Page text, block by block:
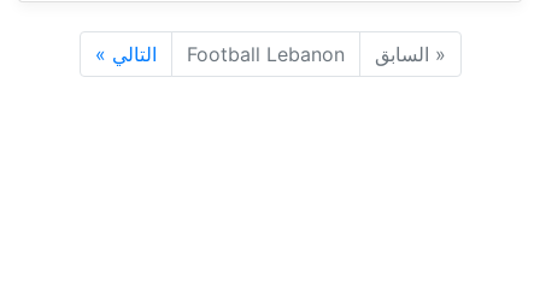
« السابق Football Lebanon التالي »